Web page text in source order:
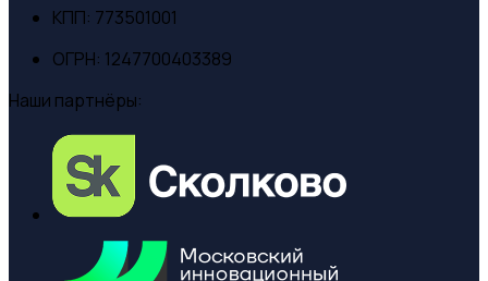
КПП: 773501001
ОГРН: 1247700403389
Наши партнёры: